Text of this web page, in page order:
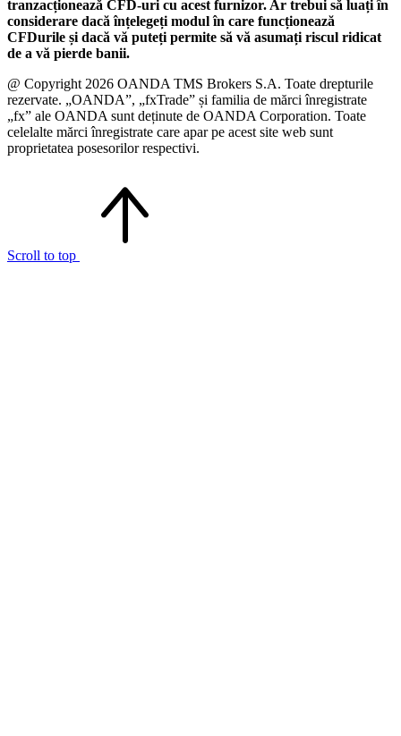
tranzacționează CFD-uri cu acest furnizor. Ar trebui să luați în
considerare dacă înțelegeți modul în care funcționează
CFDurile și dacă vă puteți permite să vă asumați riscul ridicat
de a vă pierde banii.
@ Copyright 2026 OANDA TMS Brokers S.A. Toate drepturile
rezervate. „OANDA”, „fxTrade” și familia de mărci înregistrate
„fx” ale OANDA sunt deținute de OANDA Corporation. Toate
celelalte mărci înregistrate care apar pe acest site web sunt
proprietatea posesorilor respectivi.
Scroll to top